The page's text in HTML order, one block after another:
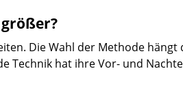
Die Wahl der Methode
Technik hat ihre Vor- und